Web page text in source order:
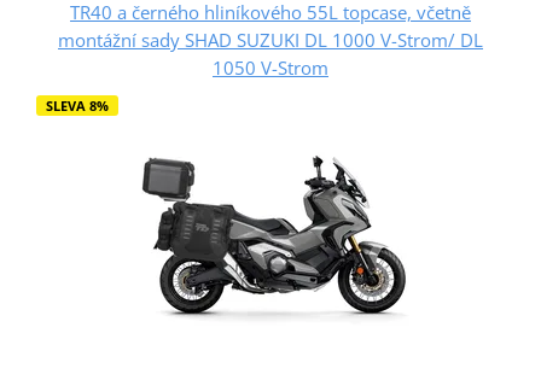
TR40 a černého hliníkového 55L topcase, včetně
montážní sady SHAD SUZUKI DL 1000 V-Strom/ DL
1050 V-Strom
SLEVA 8%